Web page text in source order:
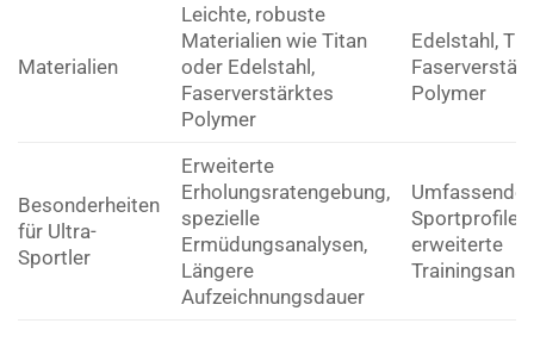
Materialien
Leichte, robuste
Materialien wie Titan
oder Edelstahl,
Faserverstärktes
Polymer
Edelstahl,
Polymer
Besonderheiten
für Ultra-
Sportler
Erweiterte
Erholungsratengebung,
spezielle
Ermüdungsanalysen,
Längere
Aufzeichnungsdauer
Umfassende
Sportprofile,
erweiterte